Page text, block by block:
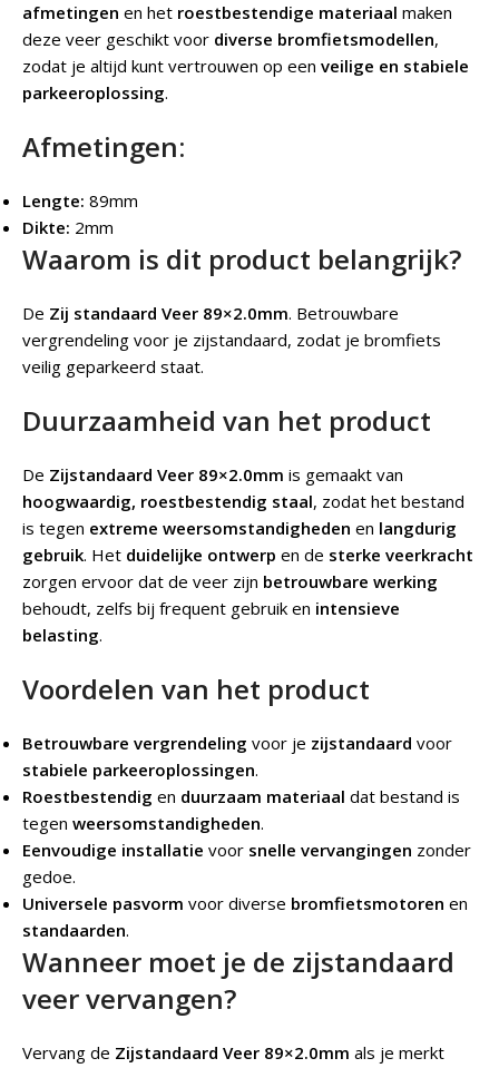
afmetingen en het roestbestendige materiaal maken
deze veer geschikt voor diverse bromfietsmodellen,
zodat je altijd kunt vertrouwen op een veilige en stabiele
parkeeroplossing.
Afmetingen:
Lengte: 89mm
Dikte: 2mm
Waarom is dit product belangrijk?
De Zij standaard Veer 89×2.0mm. Betrouwbare
vergrendeling voor je zijstandaard, zodat je bromfiets
veilig geparkeerd staat.
Duurzaamheid van het product
De Zijstandaard Veer 89×2.0mm is gemaakt van
hoogwaardig, roestbestendig staal, zodat het bestand
is tegen extreme weersomstandigheden en langdurig
gebruik. Het duidelijke ontwerp en de sterke veerkracht
zorgen ervoor dat de veer zijn betrouwbare werking
behoudt, zelfs bij frequent gebruik en intensieve
belasting.
Voordelen van het product
Betrouwbare vergrendeling voor je zijstandaard voor
stabiele parkeeroplossingen.
Roestbestendig en duurzaam materiaal dat bestand is
tegen weersomstandigheden.
Eenvoudige installatie voor snelle vervangingen zonder
gedoe.
Universele pasvorm voor diverse bromfietsmotoren en
standaarden.
Wanneer moet je de zijstandaard
veer vervangen?
Vervang de Zijstandaard Veer 89×2.0mm als je merkt